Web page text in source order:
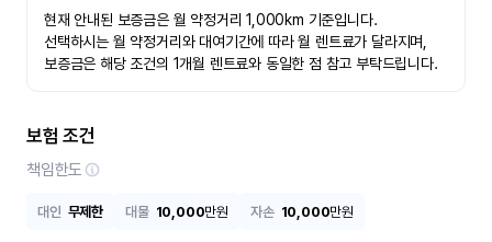
현재 안내된 보증금은 월 약정거리 1,000km 기준입니다.
선택하시는 월 약정거리와 대여기간에 따라 월 렌트료가 달라지며,
보증금은 해당 조건의 1개월 렌트료와 동일한 점 참고 부탁드립니다.
보험 조건
책임한도
대인 무제한 대물 10,000만원 자손 10,000만원